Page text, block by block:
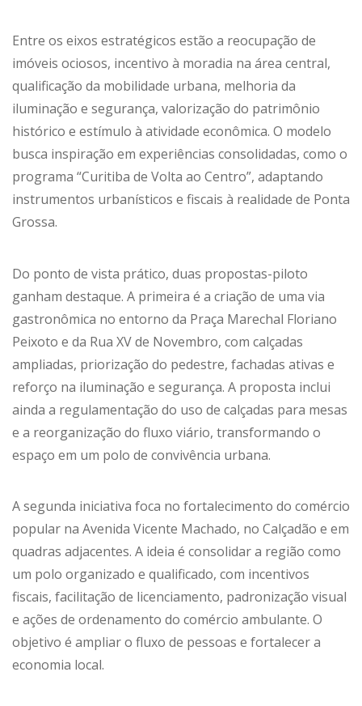
Entre os eixos estratégicos estão a reocupação de
imóveis ociosos, incentivo à moradia na área central,
qualificação da mobilidade urbana, melhoria da
iluminação e segurança, valorização do patrimônio
histórico e estímulo à atividade econômica. O modelo
busca inspiração em experiências consolidadas, como o
programa “Curitiba de Volta ao Centro”, adaptando
instrumentos urbanísticos e fiscais à realidade de Ponta
Grossa.
Do ponto de vista prático, duas propostas-piloto
ganham destaque. A primeira é a criação de uma via
gastronômica no entorno da Praça Marechal Floriano
Peixoto e da Rua XV de Novembro, com calçadas
ampliadas, priorização do pedestre, fachadas ativas e
reforço na iluminação e segurança. A proposta inclui
ainda a regulamentação do uso de calçadas para mesas
e a reorganização do fluxo viário, transformando o
espaço em um polo de convivência urbana.
A segunda iniciativa foca no fortalecimento do comércio
popular na Avenida Vicente Machado, no Calçadão e em
quadras adjacentes. A ideia é consolidar a região como
um polo organizado e qualificado, com incentivos
fiscais, facilitação de licenciamento, padronização visual
e ações de ordenamento do comércio ambulante. O
objetivo é ampliar o fluxo de pessoas e fortalecer a
economia local.